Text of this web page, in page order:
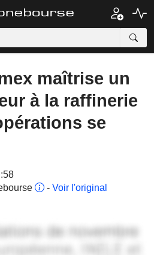
maîtrise un
à la raffinerie
se
- Voir l'original